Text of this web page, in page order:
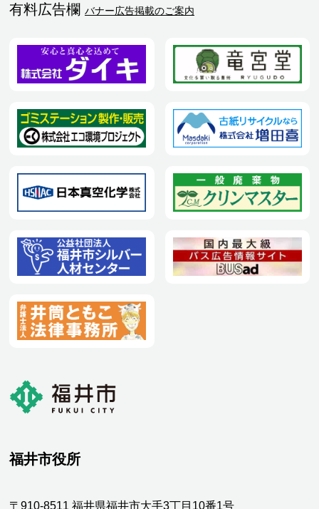
有料広告欄 バナー広告掲載のご案内
福井市役所
〒910-8511 福井県福井市大手3丁目10番1号